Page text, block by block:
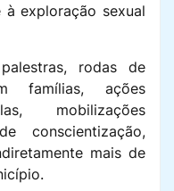
exploração sexual
rodas de
famílias, ações
mobilizações
conscientização,
mais de